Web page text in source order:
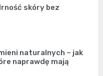
skóry bez
naturalnych – jak
naprawdę mają